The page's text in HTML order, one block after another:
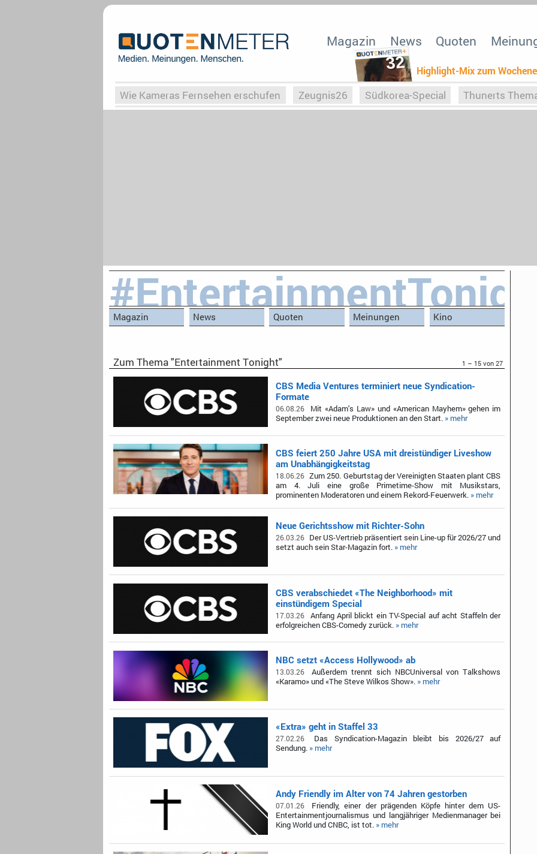
32 Highlight-Mix zum
Magazin News Quoten
Wie Kameras Fernsehen erschufen Zeugnis26 Südkorea-Special Thunerts
Magazin News Quoten Meinungen Kino
Zum Thema "Entertainment Tonight" 1 – 15 von 27
CBS Media Ventures terminiert neue Syndication-
Formate
06.08.26
Mit «Adam's Law» und «American Mayhem» gehen im
September zwei neue Produktionen an den Start. » mehr
CBS feiert 250 Jahre USA mit dreistündiger Liveshow
am Unabhängigkeitstag
18.06.26 Zum 250. Geburtstag der Vereinigten Staaten plant CBS
am 4. Juli eine große Primetime-Show mit Musikstars,
prominenten Moderatoren und einem Rekord-Feuerwerk. » mehr
Neue Gerichtsshow mit Richter-Sohn
26.03.26 Der US-Vertrieb präsentiert sein Line-up für 2026/27 und
setzt auch sein Star-Magazin fort. » mehr
CBS verabschiedet «The Neighborhood» mit
einstündigem Special
17.03.26
Anfang April blickt ein TV-Special auf acht Staffeln der
erfolgreichen CBS-Comedy zurück. » mehr
NBC setzt «Access Hollywood» ab
13.03.26
Außerdem trennt sich NBCUniversal von Talkshows
«Karamo» und «The Steve Wilkos Show». » mehr
«Extra» geht in Staffel 33
27.02.26
Das Syndication-Magazin bleibt bis 2026/27 auf
Sendung. » mehr
Andy Friendly im Alter von 74 Jahren gestorben
07.01.26
Friendly, einer der prägenden Köpfe hinter dem US-
Entertainmentjournalismus und langjähriger Medienmanager bei
King World und CNBC, ist tot. » mehr